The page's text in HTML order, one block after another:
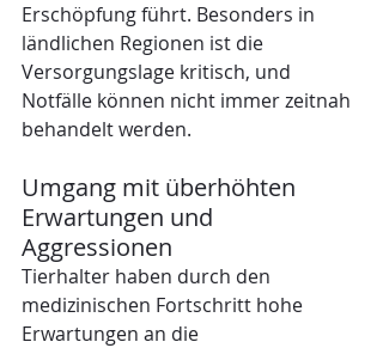
Erschöpfung führt. Besonders in
ländlichen Regionen ist die
Versorgungslage kritisch, und
Notfälle können nicht immer zeitnah
behandelt werden.
Umgang mit überhöhten
Erwartungen und
Aggressionen
Tierhalter haben durch den
medizinischen Fortschritt hohe
Erwartungen an die